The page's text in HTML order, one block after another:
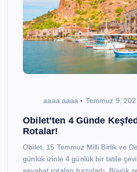
aaaa aaaa Temmuz 9,
Obilet’ten 4 Günde
Rotalar!
Obilet, 15 Temmuz Milli Birlik ve
günlük izinle 4 günlük bir tatile